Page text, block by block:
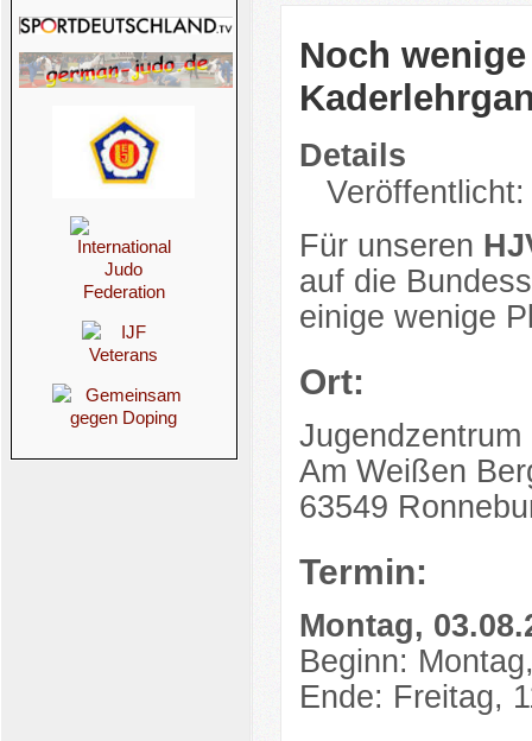
Noch
Details
Für unseren
auf die
einige wenige
Ort:
Jugendzentrum
Am Weißen
63549
Termin:
Montag,
Beginn:
Ende: Freitag,